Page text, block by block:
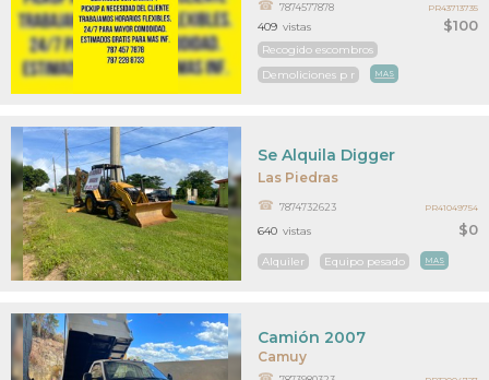
$100
7874577878
Recogido escombros
Demoliciones p r
MAS
409 vistas
PR43713735
Las Piedras
$0
Se Alquila Digger
7874732623
Alquiler Equipo pesado MAS
640 vistas
PR41049754
Camuy
Camión 2007